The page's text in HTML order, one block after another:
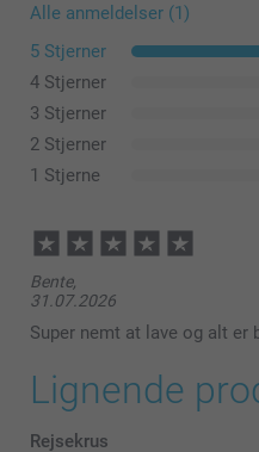
Alle anmeldelser (1)
5 Stjerner
4 Stjerner
3 Stjerner
2 Stjerner
1 Stjerne
Bente,
31.07.2026
Super nemt at lave og alt
Lignende
Rejsekrus